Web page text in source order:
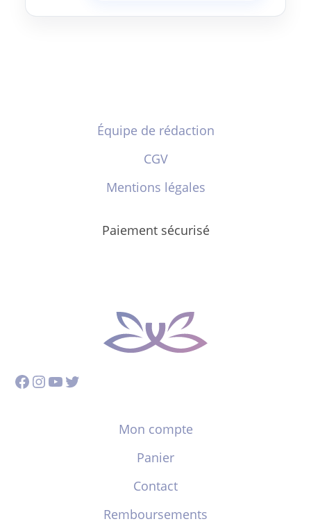
Équipe de rédaction
CGV
Mentions légales
Paiement sécurisé
Facebook
Instagram
YouTube
Twitter
Mon compte
Panier
Contact
Remboursements